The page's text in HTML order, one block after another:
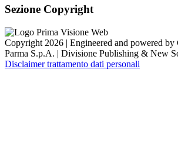
Sezione Copyright
Copyright 2026 | Engineered and powered by
Parma S.p.A. | Divisione Publishing & New
Disclaimer trattamento dati personali